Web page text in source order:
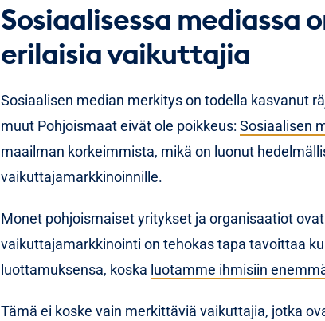
sävy maininnoissa toistuu.
Vaikuttajayhteistyön arvo pitää myös
näkyvyyttä ja kehitystä ajan yli, jotta
säätää.
Lue lisää, jos haluat tietää lisää aiheesta
löytämisestä ja valinnan mittaamisesta.
Sosiaalisessa mediassa
erilaisia vaikuttajia
Sosiaalisen median merkitys on todella kasvanut
muut Pohjoismaat eivät ole poikkeus: Sosiaalisen
maailman korkeimmista, mikä on luonut
vaikuttajamarkkinoinnille.
Monet pohjoismaiset yritykset ja organisaatiot
vaikuttajamarkkinointi on tehokas tapa tavoittaa
luottamuksensa, koska luotamme ihmisiin
Tämä ei koske vain merkittäviä vaikuttajia, jotka